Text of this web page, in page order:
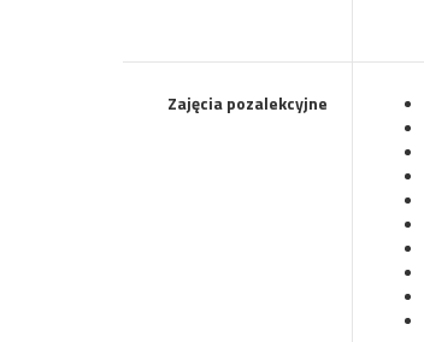
Zajęcia pozalekcyjne